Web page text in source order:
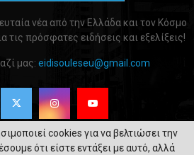
νέα από την Ελλάδα και τον Κόσμο
τις πρόσφατες ειδήσεις και εξελίξεις!
μας: eidisouleseu@gmail.com
cookies για να βελτιώσει την
ότι είστε εντάξει με αυτό, αλλά